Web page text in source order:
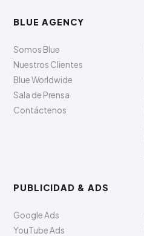
BLUE AGENCY
Somos Blue
Nuestros Clientes
Blue Worldwide
Sala de Prensa
Contáctenos
PUBLICIDAD & ADS
Google Ads
YouTube Ads